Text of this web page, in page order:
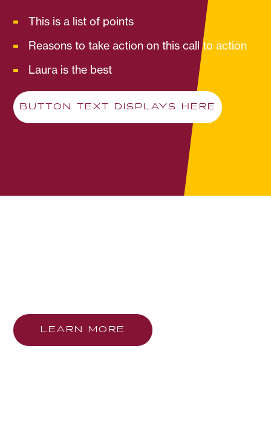
This is a list of points
Reasons to take action on this call to action
Laura is the best
BUTTON TEXT DISPLAYS HERE
LEARN MORE